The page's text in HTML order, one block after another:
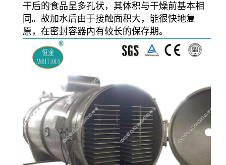
干后的食品呈多孔状，其体积与干燥前基本相
同。故加水后由于接触面积大，能很快地复
原，在密封容器内有较长的保存期。